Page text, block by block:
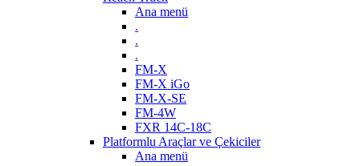
Ana menü
.
.
.
FM-X
FM-X iGo
FM-X-SE
FM-4W
FXR 14C-18C
Platformlu Araçlar ve Çekiciler
Ana menü